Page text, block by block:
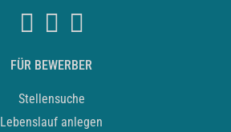
FÜR BEWERBER
Stellensuche
Lebenslauf anlegen